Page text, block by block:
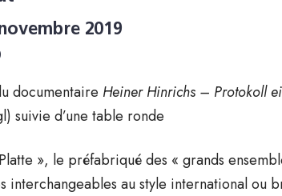
2019
documentaire Heiner Hinrichs – Protokoll
suivie d’une table ronde
», le préfabriqué des « grands
interchangeables au style international ou